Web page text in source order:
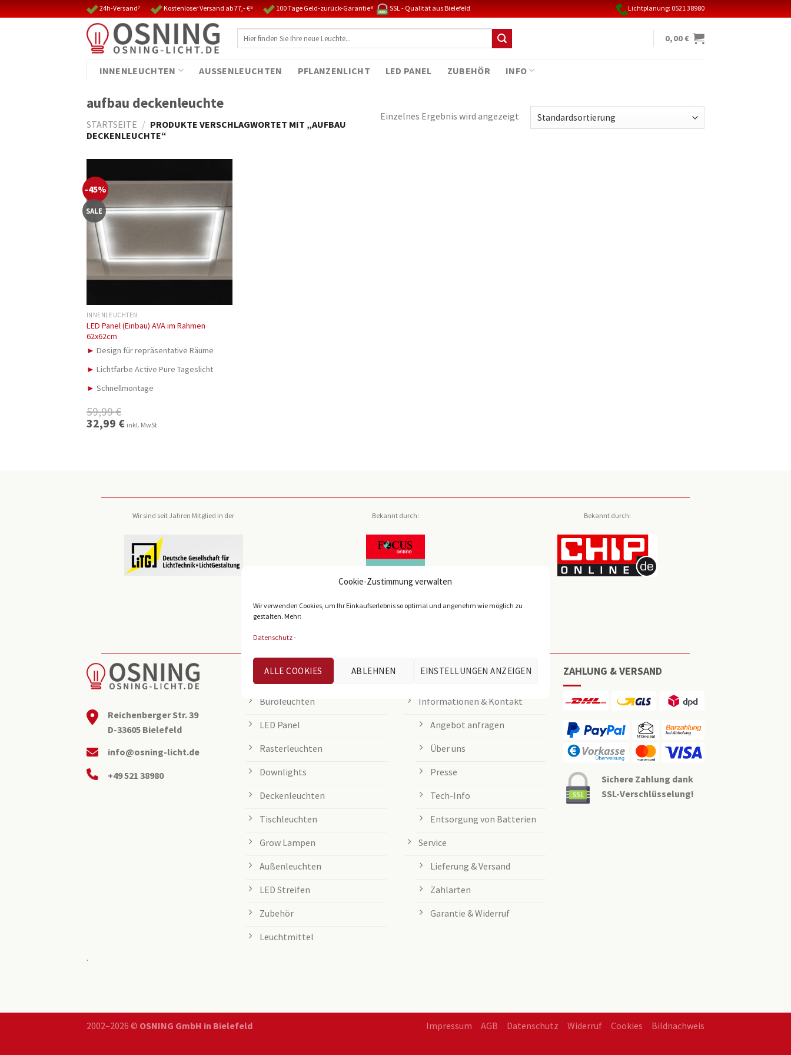
Cookie-Zustimmung verwalten
Wir verwenden Cookies, um Ihr Einkaufserlebnis so optimal und angenehm wie möglich zu
gestalten. Mehr:
Datenschutz-
ALLE COOKIES ABLEHNEN EINSTELLUNGEN ANZEIGEN
Skip
to
24h-Versand⁷ Kostenloser Versand ab 77,- €⁵ 100 Tage Geld-zurück-Garantie⁸ SSL - Qualität aus Bielefeld Lichtplanung: 0521 38980
Suche
0,00€
INNENLEUCHTEN AUSSENLEUCHTEN PFLANZENLICHT LED PANEL ZUBEHÖR INFO
aufbau deckenleuchte
STARTSEITE / PRODUKTE VERSCHLAGWORTET MIT „AUFBAU
DECKENLEUCHTE“
Einzelnes Ergebnis wird angezeigt
-45%
SALE
INNENLEUCHTEN
LED Panel (Einbau) AVA im Rahmen
62x62cm
► Design für repräsentative Räume
► Lichtfarbe Active Pure Tageslicht
► Schnellmontage
59,99€
Ursprünglicher
Preis
32,99 €Aktueller
Preis
inkl. MwSt.
Wir sind seit Jahren Mitglied in der Bekannt durch: Bekannt durch:
Reichenberger Str. 39
D-33605 Bielefeld
info@osning-licht.de
+49 521 38980
BELIEBTE KATEGORIEN
Büroleuchten
LED Panel
Rasterleuchten
Downlights
Deckenleuchten
Tischleuchten
Grow Lampen
Außenleuchten
LED Streifen
Zubehör
Leuchtmittel
KUNDENSERVICE
Informationen & Kontakt
Angebot anfragen
Über uns
Presse
Tech-Info
Entsorgung von Batterien
Service
Lieferung & Versand
Zahlarten
Garantie & Widerruf
ZAHLUNG & VERSAND
Sichere Zahlung dank
SSL-Verschlüsselung!
.
2002–2026 © OSNING GmbH in Bielefeld Impressum AGB Datenschutz Widerruf Cookies Bildnachweis